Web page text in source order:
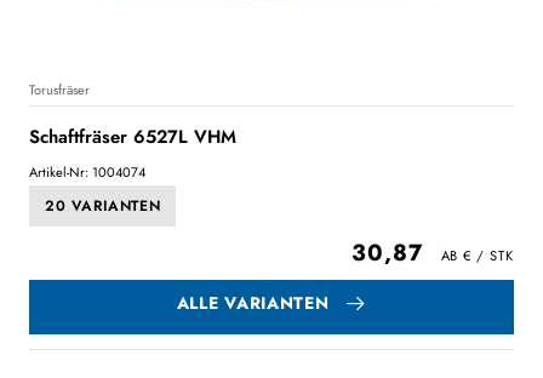
Torusfräser
Schaftfräser 6527L VHM
Artikel-Nr: 1004074
20 VARIANTEN
30,87
ALLE VARIANTEN